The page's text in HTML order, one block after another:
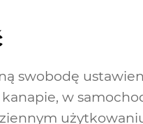
swobodę
w